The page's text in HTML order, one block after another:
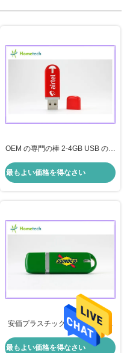
OEM の専門の棒 2-4GB USB の記
ク USB のフラッシュ運転します
最もよい価格を得なさい
安価プラスチック USB のフラッ
シュ ドライブ
最もよい価格を得なさい